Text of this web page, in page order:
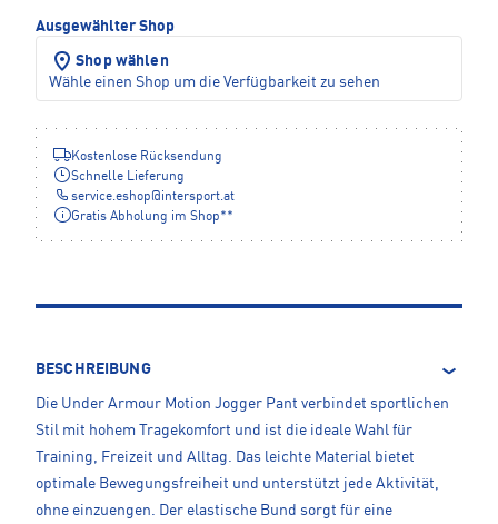
Ausgewählter Shop
Shop wählen
Wähle einen Shop um die Verfügbarkeit zu sehen
Kostenlose Rücksendung
Schnelle Lieferung
service.eshop@intersport.at
Gratis Abholung im Shop**
BESCHREIBUNG
Die Under Armour Motion Jogger Pant verbindet sportlichen
Stil mit hohem Tragekomfort und ist die ideale Wahl für
Training, Freizeit und Alltag. Das leichte Material bietet
optimale Bewegungsfreiheit und unterstützt jede Aktivität,
ohne einzuengen. Der elastische Bund sorgt für eine